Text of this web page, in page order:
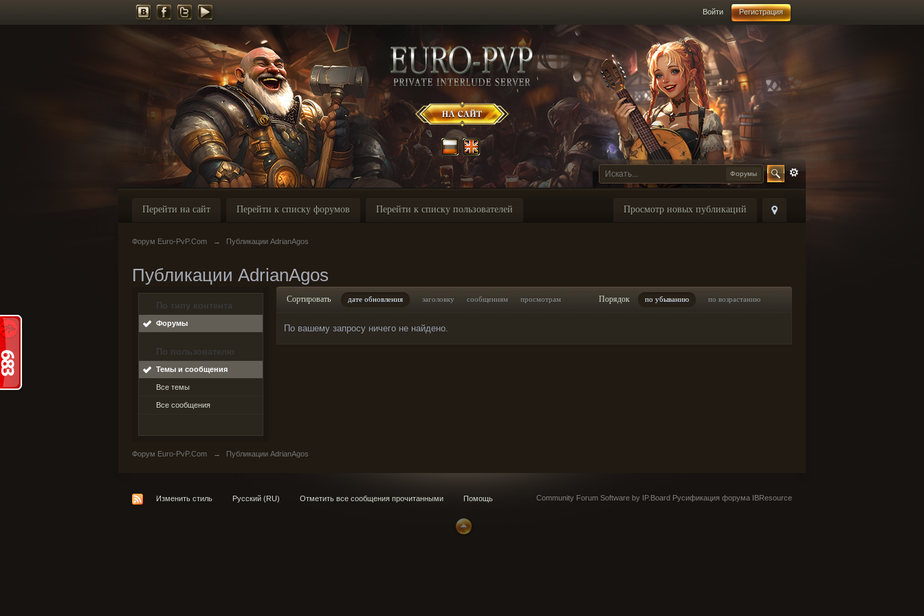
Войти Регистрация
Форумы
Просмотр новых публикаций
Перейти на сайт Перейти к списку форумов Перейти к списку пользователей
Форум Euro-PvP.Com → Публикации AdrianAgos
Публикации AdrianAgos
По типу контента
Форумы
По пользователю
Темы и сообщения
Все темы
Все сообщения
Сортировать дате обновления заголовку сообщениям просмотрам Порядок по убыванию по возрастанию
По вашему запросу ничего не найдено.
Форум Euro-PvP.Com → Публикации AdrianAgos
Изменить стиль Русский (RU) Отметить все сообщения прочитанными Помощь Community Forum Software by IP.Board Русификация форума IBResource